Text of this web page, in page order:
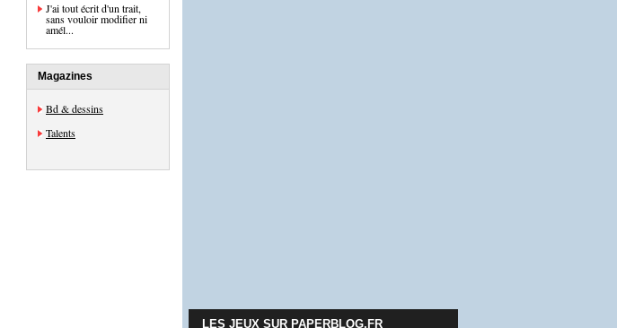
J'ai tout écrit d'un trait,
sans vouloir modifier ni
amél...
Magazines
Bd & dessins
Talents
LES JEUX SUR PAPERBLOG.FR